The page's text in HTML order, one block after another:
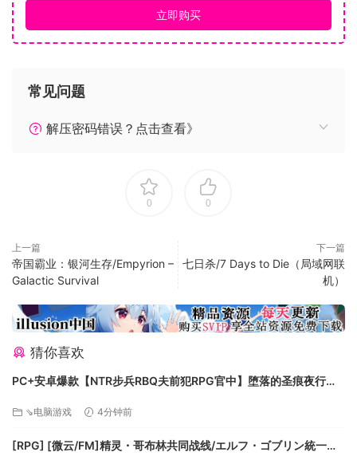
我们真的希望您会喜欢 ATOM RPG：Trudograd！
需要64位处理器和操作系统
处理器：Intel Core 2 Duo / AMD Phenom II
内存：4 GB RAM
显卡：NVIDIA GeForce GTX 660 / Radeon HD 6670
2GB
存储空间：需要16GB可用空间
声卡：DirectX传声卡
立即购买
常见问题
解压密码错误？点击查看》
0 0
上一篇
帝国霸业：银河生存/Empyrion –
Galactic Survival
下一篇
七日杀/7 Days to Die（局域网联
机）
猜你喜欢
PC+安卓爆款【NTR步兵RBQ夫前犯RPG官中】堕落的圣痕夜行传
【6.5G】百度/迅雷/UC/夸克
⇘电脑游戏 4分钟前
[RPG] [微云/FM]精灵・哥布林共同战线/エルフ・ゴブリン統一戦